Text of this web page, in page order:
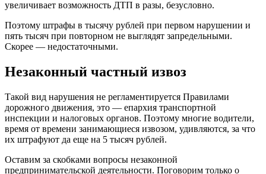
увеличивает возможность ДТП в разы, безусловно.
Поэтому штрафы в тысячу рублей при первом нарушении и
пять тысяч при повторном не выглядят запредельными.
Скорее — недостаточными.
Незаконный частный извоз
Такой вид нарушения не регламентируется Правилами
дорожного движения, это — епархия транспортной
инспекции и налоговых органов. Поэтому многие водители,
время от времени занимающиеся извозом, удивляются, за что
их штрафуют да еще на 5 тысяч рублей.
Оставим за скобками вопросы незаконной
предпринимательской деятельности. Поговорим только о